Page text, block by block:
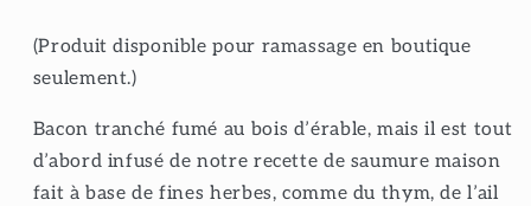
(Produit disponible pour ramassage en boutique
seulement.)
Bacon tranché fumé au bois d’érable, mais il est tout
d’abord infusé de notre recette de saumure maison
fait à base de fines herbes, comme du thym, de l’ail